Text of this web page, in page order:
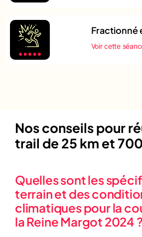
Fractionné
Voir cette
Nos conseils pour
trail de 25 km et
Quelles sont les
terrain et des
climatiques pour la
la Reine Margot 2024 ?